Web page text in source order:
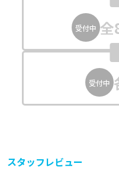
受付中 全
受付中
スタッフレビュー